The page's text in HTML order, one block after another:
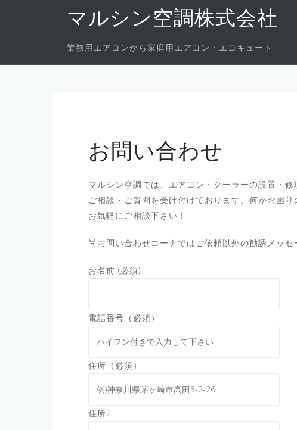
マルシン空調株式会社
業務用エアコンから家庭用エアコン・エコキュート
お問い合わせ
マルシン空調では、エアコン・クーラーの設置・
ご相談・ご質問を受け付けております。何かお困り
お気軽にご相談下さい！
尚お問い合わせコーナではご依頼以外の勧誘メッセ
お名前 (必須)
電話番号（必須）
住所（必須）
住所2